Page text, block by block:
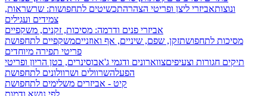
ונוצותאביזרי ליצן ופריטי הצהרהתכשיטים לתחפושות: שרשראות,
צמידים ועגילים
אביזרי פנים ודרמה: מסיכות, זקנים, משקפיים
מסיכות לתחפושתזקן, שפם, שיניים, אף ואוזנייםמשקפיים לתחפושת
פריטי תפירה מיוחדים
תיקים חגורות וצעיפיםצווארונים ודגמי ג'אבוסינרים, בטן הריון ופריטי
הפעלהשרוולים ושרוולונים לתחפושת
קיט - אביזרים משלימים לתחפושת
לפי נושא ודמות